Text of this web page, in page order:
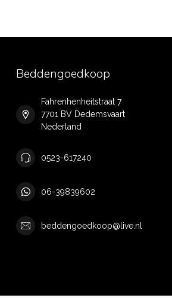
Beddengoedkoop
Fahrenhenheitstraat 7
7701 BV Dedemsvaart
Nederland
0523-617240
06-39839602
beddengoedkoop@live.nl